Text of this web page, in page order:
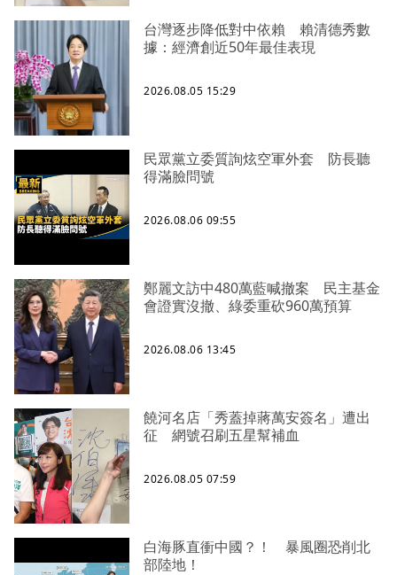
台灣逐步降低對中依賴 賴清德秀數
據：經濟創近50年最佳表現
2026.08.05 15:29
民眾黨立委質詢炫空軍外套 防長聽
得滿臉問號
2026.08.06 09:55
鄭麗文訪中480萬藍喊撤案 民主基金
會證實沒撤、綠委重砍960萬預算
2026.08.06 13:45
饒河名店「秀蓋掉蔣萬安簽名」遭出
征 網號召刷五星幫補血
2026.08.05 07:59
白海豚直衝中國？！ 暴風圈恐削北
部陸地！